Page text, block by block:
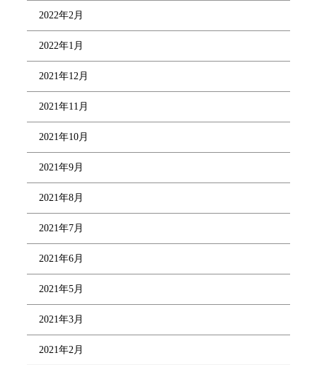
2022年2月
2022年1月
2021年12月
2021年11月
2021年10月
2021年9月
2021年8月
2021年7月
2021年6月
2021年5月
2021年3月
2021年2月